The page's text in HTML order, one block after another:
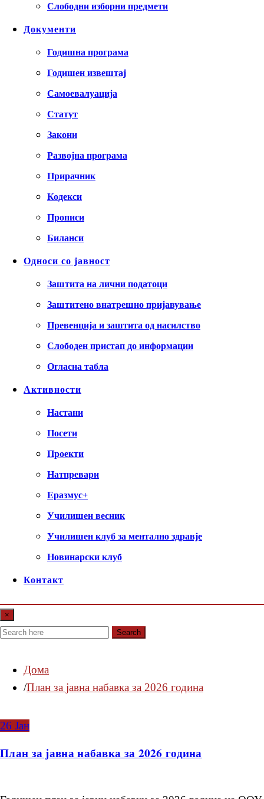
Слободни изборни предмети
Документи
Годишна програма
Годишен извештај
Самоевалуација
Статут
Закони
Развојна програма
Прирачник
Кодекси
Прописи
Биланси
Односи со јавност
Заштита на лични податоци
Заштитено внатрешно пријавување
Превенција и заштита од насилство
Слободен пристап до информации
Огласна табла
Активности
Настани
Посети
Проекти
Натпревари
Еразмус+
Училишен весник
Училишен клуб за ментално здравје
Новинарски клуб
Контакт
×
Search
Дома
План за јавна набавка за 2026 година
26 Јан
План за јавна набавка за 2026 година